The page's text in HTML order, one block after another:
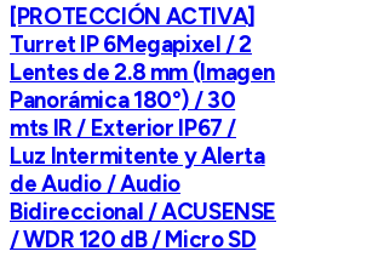
[PROTECCIÓN ACTIVA]
Turret IP 6Megapixel / 2
Lentes de 2.8 mm (Imagen
Panorámica 180°) / 30
mts IR / Exterior IP67 /
Luz Intermitente y Alerta
de Audio / Audio
Bidireccional / ACUSENSE
/ WDR 120 dB / Micro SD